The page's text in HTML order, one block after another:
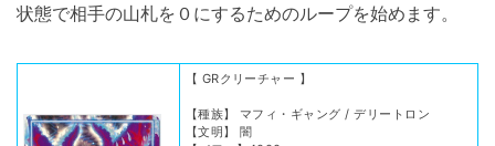
状態で相手の山札を０にするためのループを始めます。
【 GRクリーチャー 】
【種族】 マフィ・ギャング / デリートロン
【文明】 闇